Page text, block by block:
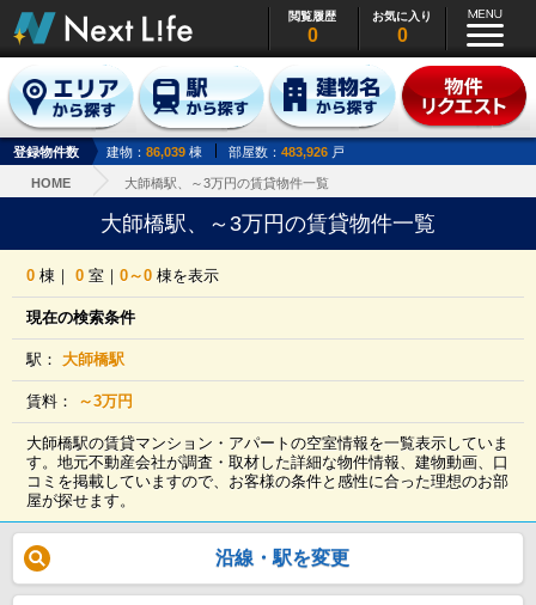
閲覧履歴
0
お気に入り
0
登録物件数 建物： 86,039 棟 部屋数： 483,926 戸
HOME 大師橋駅、～3万円の賃貸物件一覧
大師橋駅、～3万円の賃貸物件一覧
0 棟｜0 室｜0～0 棟を表示
現在の検索条件
駅：大師橋駅
賃料： ～3万円
大師橋駅の賃貸マンション・アパートの空室情報を一覧表示していま
す。地元不動産会社が調査・取材した詳細な物件情報、建物動画、口
コミを掲載していますので、お客様の条件と感性に合った理想のお部
屋が探せます。
沿線・駅を変更